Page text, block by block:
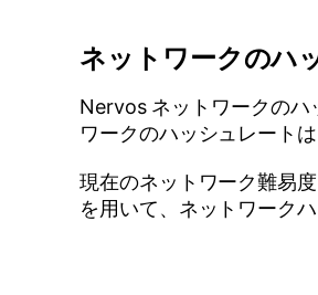
ネットワークのハ
Nervos ネットワークのハ
ワークのハッシュレート
現在のネットワーク難易
を用いて、ネットワーク